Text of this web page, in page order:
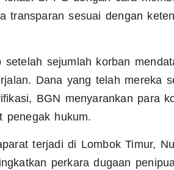
transparan sesuai dengan
sejumlah korban
Dana yang telah mereka
BGN menyarankan para
penegak hukum.
terjadi di Lombok Timur,
perkara dugaan